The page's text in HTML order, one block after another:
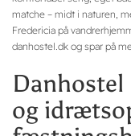
matche – midt i naturen,
Fredericia på
danhostel.dk og spar på
Danhostel
og